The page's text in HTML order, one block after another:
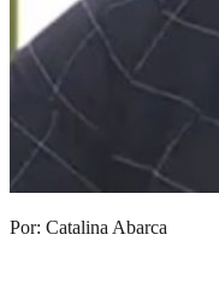
Por: Catalina Abarca